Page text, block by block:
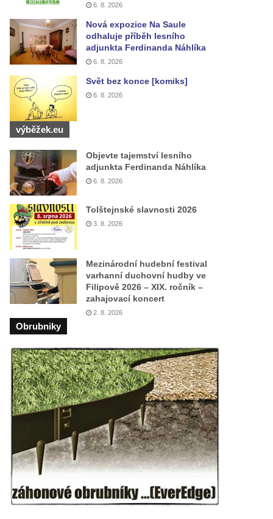
6. 8. 2026
Nová expozice Na Saule
odhaluje příběh lesního
adjunkta Ferdinanda Náhlíka
6. 8. 2026
Svět bez konce [komiks]
6. 8. 2026
výběžek.eu
Objevte tajemství lesního
adjunkta Ferdinanda Náhlíka
6. 8. 2026
Tolštejnské slavnosti 2026
3. 8. 2026
Mezinárodní hudební festival
varhanní duchovní hudby ve
Filipově 2026 – XIX. ročník –
zahajovací koncert
2. 8. 2026
Obrubniky